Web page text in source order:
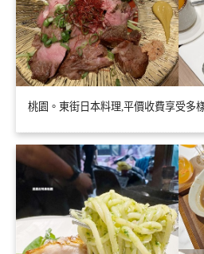
桃園。東街日本料理,平價收費享受多